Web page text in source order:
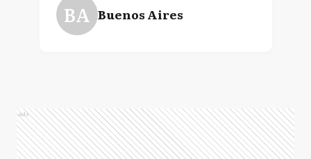
BA Buenos Aires
Ads